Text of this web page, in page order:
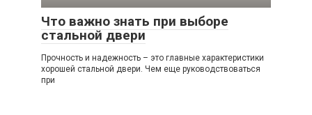
Что важно знать при выборе
стальной двери
Прочность и надежность – это главные характеристики
хорошей стальной двери. Чем еще руководствоваться
при